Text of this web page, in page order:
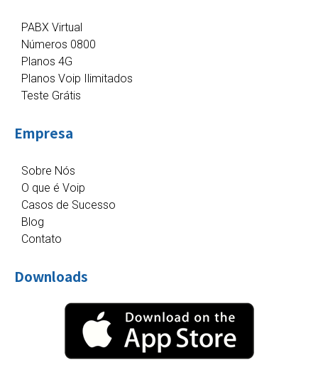
PABX Virtual
Números 0800
Planos 4G
Planos Voip Ilimitados
Teste Grátis
Empresa
Sobre Nós
O que é Voip
Casos de Sucesso
Blog
Contato
Downloads